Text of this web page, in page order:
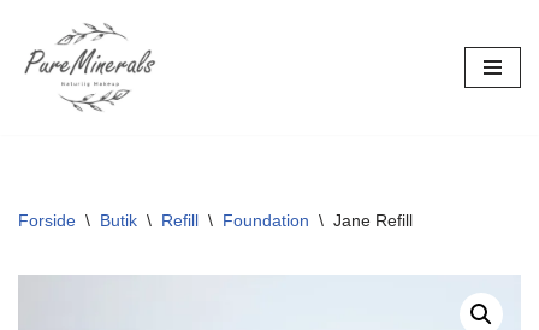
Spring
Forside \ Butik \ Refill \ Foundation \ Jane Refill